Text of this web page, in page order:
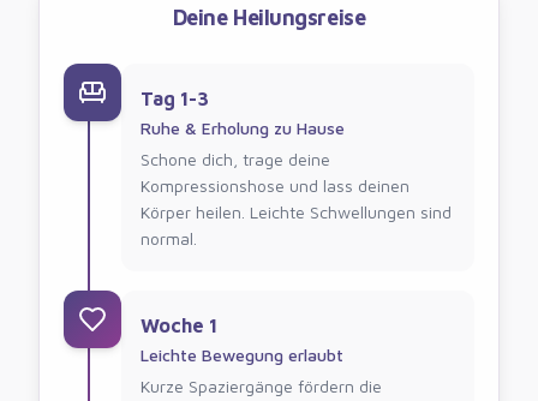
Deine Heilungsreise
Tag 1-3
Ruhe & Erholung zu Hause
Schone dich, trage deine
Kompressionshose und lass deinen
Körper heilen. Leichte Schwellungen sind
normal.
Woche 1
Leichte Bewegung erlaubt
Kurze Spaziergänge fördern die